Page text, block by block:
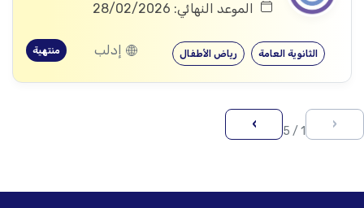
الموعد النهائي: 28/02/2026
رياض الأطفال الثانوية العامة إدلب منتهية
‹
1 / 5
›